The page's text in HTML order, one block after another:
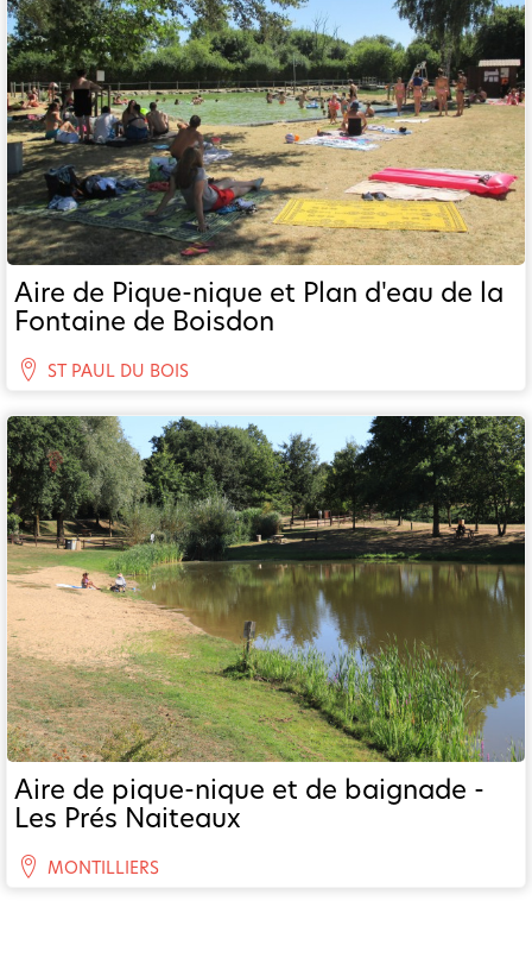
Aire de Pique-nique et Plan d'eau de la
Fontaine de Boisdon
ST PAUL DU BOIS
Aire de pique-nique et de baignade -
Les Prés Naiteaux
MONTILLIERS